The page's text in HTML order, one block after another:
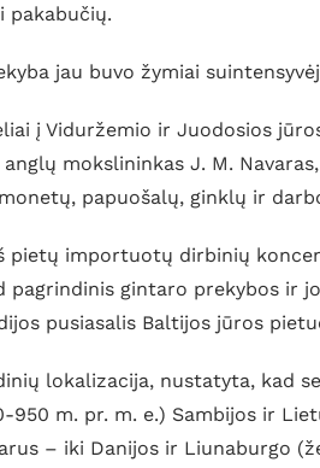
pakabučių.
jau buvo žymiai
į Viduržemio ir Juodosios
mokslininkas J. M.
papuošalų, ginklų ir
pietų importuotų dirbinių
pagrindinis gintaro prekybos ir
pusiasalis Baltijos jūros
lokalizacija, nustatyta, kad
950 m. pr. m. e.) Sambijos ir
– iki Danijos ir Liunaburgo